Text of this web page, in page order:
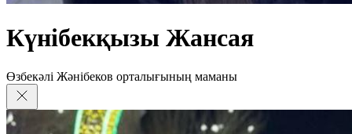
Күнібекқызы Жансая
Өзбекәлі Жәнібеков орталығының маманы